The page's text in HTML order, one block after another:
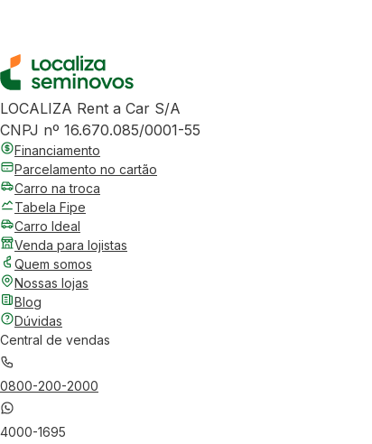
LOCALIZA Rent a Car S/A
CNPJ nº 16.670.085/0001-55
Financiamento
Parcelamento no cartão
Carro na troca
Tabela Fipe
Carro Ideal
Venda para lojistas
Quem somos
Nossas lojas
Blog
Dúvidas
Central de vendas
0800-200-2000
4000-1695